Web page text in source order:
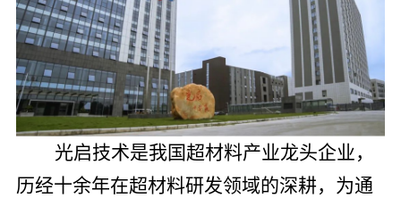
光启技术是我国超材料产业龙头企业，
历经十余年在超材料研发领域的深耕，为通